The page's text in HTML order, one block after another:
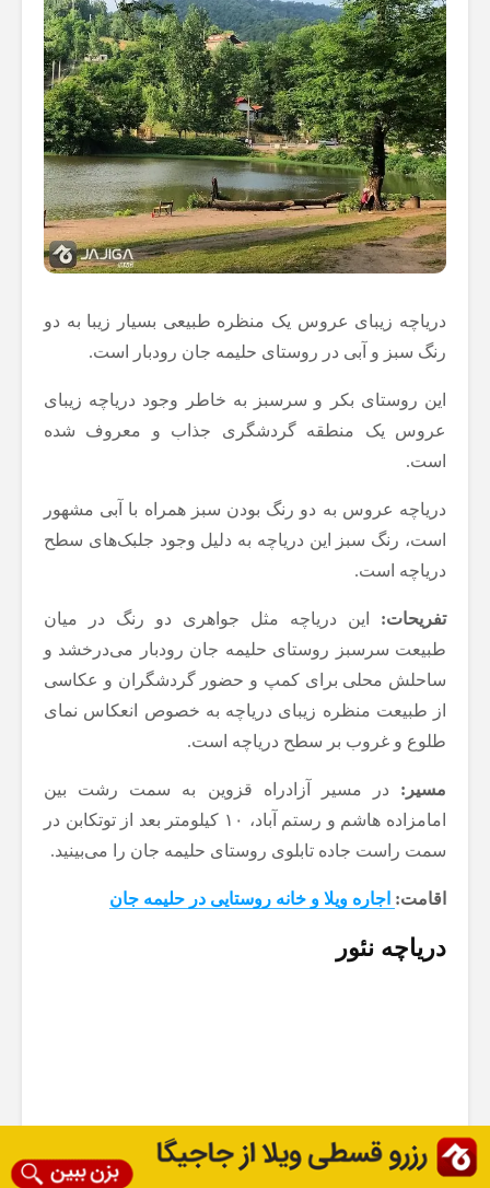
دریاچه زیبای عروس یک منظره طبیعی بسیار زیبا به دو
رنگ سبز و آبی در روستای حلیمه جان رودبار است.
این روستای بکر و سرسبز به خاطر وجود دریاچه زیبای
عروس یک منطقه گردشگری جذاب و معروف شده
است.
دریاچه عروس به دو رنگ بودن سبز همراه با آبی مشهور
است، رنگ سبز این دریاچه به دلیل وجود جلبک‌های سطح
دریاچه است.
تفریحات: این دریاچه مثل جواهری دو رنگ در میان
طبیعت سرسبز روستای حلیمه جان رودبار می‌درخشد و
ساحلش محلی برای کمپ و حضور گردشگران و عکاسی
از طبیعت منظره زیبای دریاچه به خصوص انعکاس نمای
طلوع و غروب بر سطح دریاچه است.
مسیر: در مسیر آزادراه قزوین به سمت رشت بین
امامزاده هاشم و رستم آباد، ۱۰ کیلومتر بعد از توتکابن در
سمت راست جاده تابلوی روستای حلیمه جان را می‌بینید.
اقامت: اجاره ویلا و خانه روستایی در حلیمه جان
دریاچه نئور